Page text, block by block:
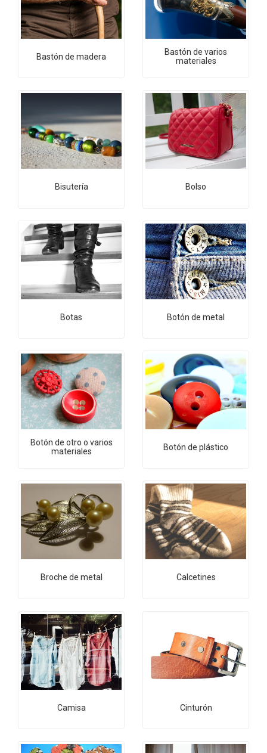
Bastón de madera
Bastón de varios
materiales
Bisutería Bolso
Botas Botón de metal
Botón de otro o varios
materiales
Botón de plástico
Broche de metal Calcetines
Camisa Cinturón